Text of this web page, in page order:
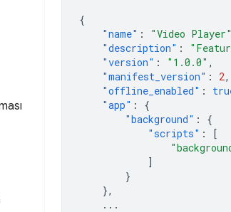
{
"name" : "Video Player"
"description" :
"version" : "1.0.0" ,
"manifest_version" : 2,
"offline_enabled" :
"app" :
{
"background" :
{
"scripts" :
[
]
}
},
...